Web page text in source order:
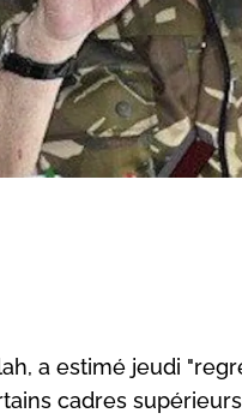
a estimé jeudi
cadres